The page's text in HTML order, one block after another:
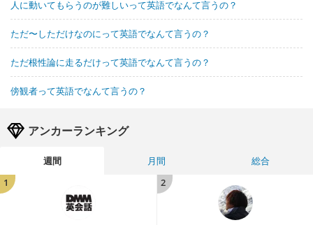
人に動いてもらうのが難しいって英語でなんて言うの？
ただ〜しただけなのにって英語でなんて言うの？
ただ根性論に走るだけって英語でなんて言うの？
傍観者って英語でなんて言うの？
アンカーランキング
週間 月間
総合
1
2